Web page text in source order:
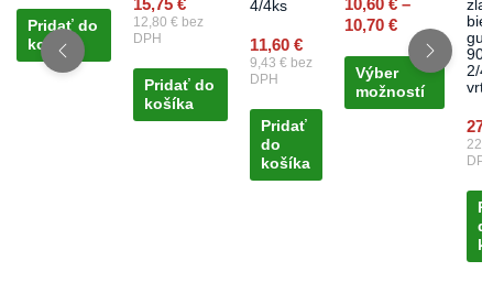
Pridať do
košíka
15,75 €
12,80 € bez
DPH
Pridať do
košíka
4/4ks
11,60 €
9,43 € bez
DPH
Pridať
do
košíka
10,60 € –
10,70 €
Výber
možností
chosen
on
the
page
2/